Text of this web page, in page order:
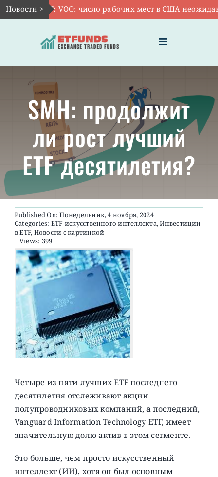
Skip
to
Новости >
Авг 7:VOO: число рабочих мест в США неожиданно
Toggle
Navigation
ГЛАВНАЯ
ЧТО ТАКОЕ ETF
ИНВЕСТИЦИИ В ETF
ТЕМАТИЧЕСКИЕ ETF
АКТУАЛЬНЫЕ
О ПРОЕКТЕ
SMH: продолжит
ли рост лучший
ETF десятилетия?
Published On: Понедельник, 4 ноября, 2024
Categories: ETF искусственного интеллекта,Инвестиции
в ETF, Новости с картинкой
Views: 399
Четыре из пяти лучших ETF последнего
десятилетия отслеживают акции
полупроводниковых компаний, а последний,
Vanguard Information Technology ETF, имеет
значительную долю актив в этом сегменте.
Это больше, чем просто искусственный
интеллект (ИИ), хотя он был основным